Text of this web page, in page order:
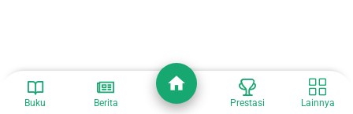
Buku Berita Prestasi Lainnya